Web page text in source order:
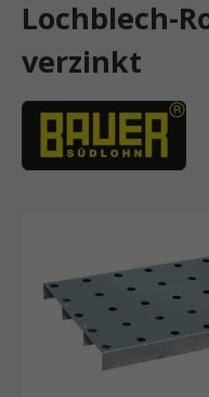
Lochblech-
verzinkt